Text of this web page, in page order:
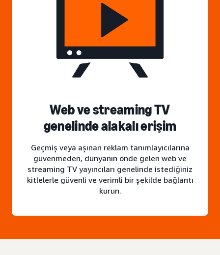
Web ve streaming TV
genelinde alakalı erişim
Geçmiş veya aşınan reklam tanımlayıcılarına
güvenmeden, dünyanın önde gelen web ve
streaming TV yayıncıları genelinde istediğiniz
kitlelerle güvenli ve verimli bir şekilde bağlantı
kurun.